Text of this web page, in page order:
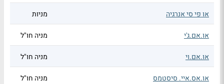
או פי סי אנרגיה מניות
או.אם.ג'י מניה חו"ל
או.אם.וי מניה חו"ל
או.אס.איי. סיסטמס מניה חו"ל